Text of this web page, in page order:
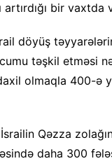
artırdığı bir vaxtda
döyüş
təşkil etməsi
olmaqla 400-ə
Qəzza
daha 300